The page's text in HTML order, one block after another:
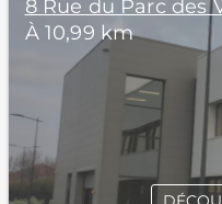
8 Rue du Parc des
À 10,99 km